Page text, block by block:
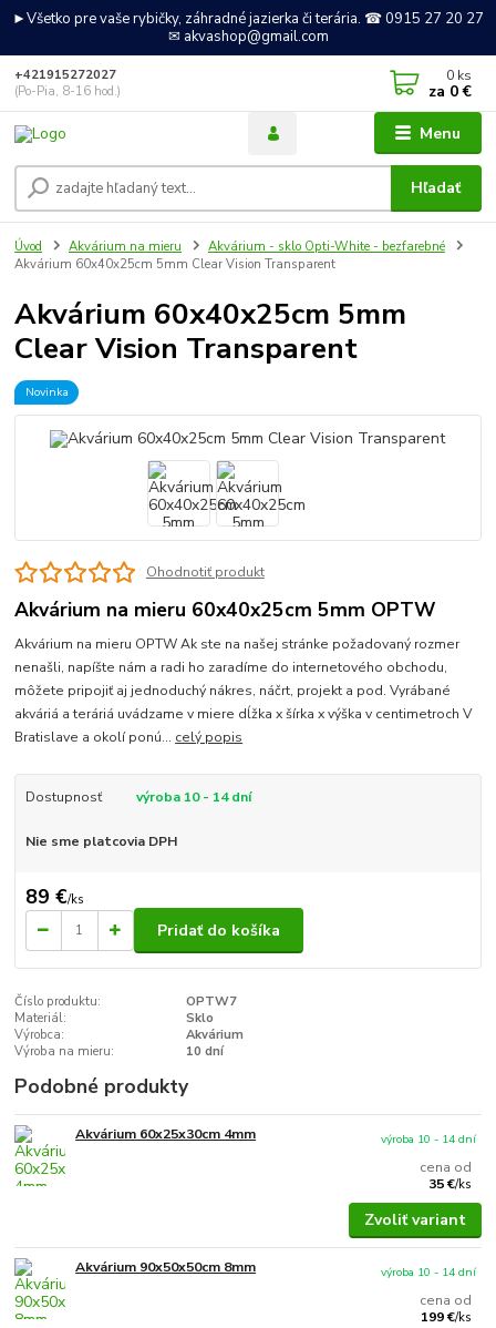
►Všetko pre vaše rybičky, záhradné jazierka či terária. ☎ 0915 27 20 27
✉ akvashop@gmail.com
Menu
Hľadať
+421915272027
(Po-Pia, 8-16 hod.)
0 ks
za 0 €
Úvod Akvárium na mieru
Akvárium - sklo Opti-White - bezfarebné
Akvárium 60x40x25cm 5mm Clear Vision Transparent
Akvárium 60x40x25cm 5mm
Clear Vision Transparent
Novinka
Ohodnotiť produkt
Akvárium na mieru 60x40x25cm 5mm OPTW
Akvárium na mieru OPTW Ak ste na našej stránke požadovaný rozmer
nenašli, napíšte nám a radi ho zaradíme do internetového obchodu,
môžete pripojiť aj jednoduchý nákres, náčrt, projekt a pod. Vyrábané
akváriá a teráriá uvádzame v miere dĺžka x šírka x výška v centimetroch V
Bratislave a okolí ponú... celý popis
Dostupnosť výroba 10 - 14 dní
Nie sme platcovia DPH
89 €/ks
Pridať do košíka
Číslo produktu:
OPTW7
Materiál:
Sklo
Výrobca:
Akvárium
Výroba na mieru:
10 dní
Podobné produkty
Akvárium 60x25x30cm 4mm
cena od
35 €/ks
výroba 10 - 14 dní
Zvoliť variant
Akvárium 90x50x50cm 8mm
cena od
199 €/ks
výroba 10 - 14 dní